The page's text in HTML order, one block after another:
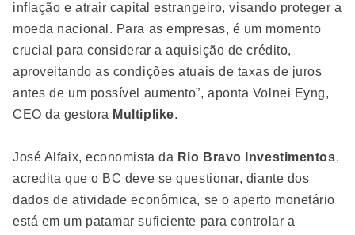
inflação e atrair capital estrangeiro, visando proteger a
moeda nacional. Para as empresas, é um momento
crucial para considerar a aquisição de crédito,
aproveitando as condições atuais de taxas de juros
antes de um possível aumento”, aponta Volnei Eyng,
CEO da gestora Multiplike.
José Alfaix, economista da Rio Bravo Investimentos,
acredita que o BC deve se questionar, diante dos
dados de atividade econômica, se o aperto monetário
está em um patamar suficiente para controlar a